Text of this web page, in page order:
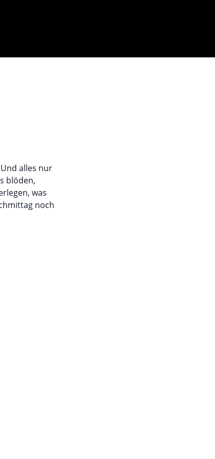
alles nur
blöden,
was
noch